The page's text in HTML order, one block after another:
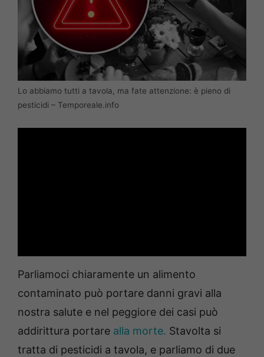
Lo abbiamo tutti a tavola, ma fate attenzione: è pieno di
pesticidi – Temporeale.info
Parliamoci chiaramente un alimento
contaminato può portare danni gravi alla
nostra salute e nel peggiore dei casi può
addirittura portare alla morte. Stavolta si
tratta di pesticidi a tavola, e parliamo di due